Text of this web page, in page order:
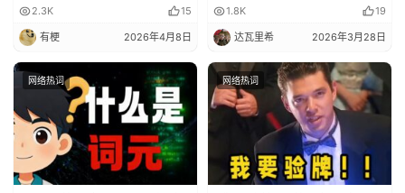
经
典
歌
词
古
今
诗
2.3K 15
有梗 2026年4月8日
1.8K 19
达瓦里希 2026年3月28日
网络热词 网络热词